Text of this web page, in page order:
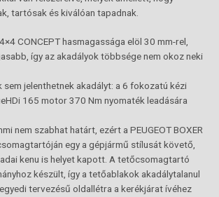
tartósak és kiválóan tapadnak.
CONCEPT hasmagassága elöl 30 mm-rel,
így az akadályok többsége nem okoz neki
sem jelenthetnek akadályt: a 6 fokozatú kézi
165 motor 370 Nm nyomaték leadására
nem szabhat határt, ezért a PEUGEOT BOXER
egy a gépjármű stílusát követő,
kenu is helyet kapott. A tetőcsomagtartó
készült, így a tetőablakok akadálytalanul
tervezésű oldallétra a kerékjárat ívéhez